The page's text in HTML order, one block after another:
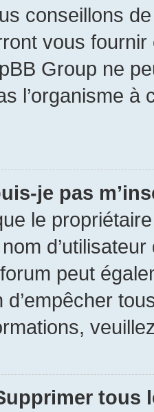
conseillons
vous
Group ne
l’organisme
je pas
le
peut
d’empêcher
tous